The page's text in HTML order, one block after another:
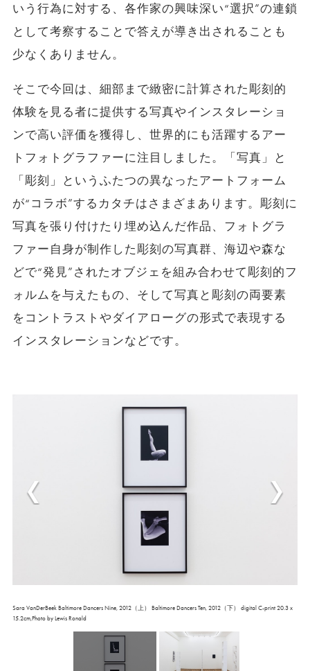
いう行為に対する、各作家の興味深い“選択”の連鎖
として考察することで答えが導き出されることも
少なくありません。
そこで今回は、細部まで緻密に計算された彫刻的
体験を見る者に提供する写真やインスタレーショ
ンで高い評価を獲得し、世界的にも活躍するアー
トフォトグラファーに注目しました。「写真」と
「彫刻」というふたつの異なったアートフォーム
が“コラボ”するカタチはさまざまあります。彫刻に
写真を張り付けたり埋め込んだ作品、フォトグラ
ファー自身が制作した彫刻の写真群、海辺や森な
どで“発見”されたオブジェを組み合わせて彫刻的フ
ォルムを与えたもの、そして写真と彫刻の両要素
をコントラストやダイアローグの形式で表現する
インスタレーションなどです。
Sara VanDerBeek Baltimore Dancers Nine, 2012（上） Baltimore Dancers Ten, 2012（下） digital C-print 20.3 x
15.2cm,Photo by Lewis Ronald